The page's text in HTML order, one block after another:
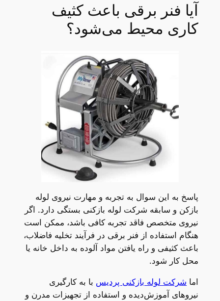
آیا فنر برقی باعث کثیف
کاری محیط می‌شود؟
پاسخ به این سوال به تجربه و مهارت نیروی لوله
بازکن و سابقه شرکت لوله بازکنی بستگی دارد. اگر
نیروی متخصص فاقد تجربه کافی باشد، ممکن است
هنگام استفاده از فنر برقی در فرآیند تخلیه فاضلاب،
باعث کثیفی و راه یافتن مواد آلوده به داخل خانه یا
محل کار شود.
اما شرکت لوله بازکنی پردیس با به کارگیری
نیروهای آموزش‌دیده و استفاده از تجهیزات مدرن و